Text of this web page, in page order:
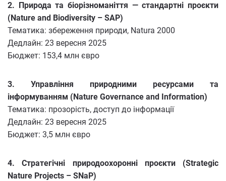
2. Природа та біорізноманіття — стандартні проєкти
(Nature and Biodiversity – SAP)
Тематика: збереження природи, Natura 2000
Дедлайн: 23 вересня 2025
Бюджет: 153,4 млн євро
3. Управління природними ресурсами та
інформуванням (Nature Governance and Information)
Тематика: прозорість, доступ до інформації
Дедлайн: 23 вересня 2025
Бюджет: 3,5 млн євро
4. Стратегічні природоохоронні проєкти (Strategic
Nature Projects – SNaP)